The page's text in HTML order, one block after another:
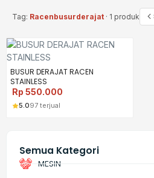
Semua Kategori
MESIN
Tag: Racenbusurderajat · 1 produk
BUSUR DERAJAT RACEN
STAINLESS
Rp 550.000
5.097 terjual